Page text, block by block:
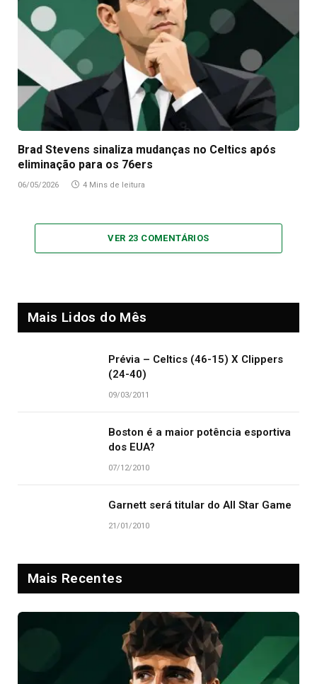
Brad Stevens sinaliza mudanças no Celtics após
eliminação para os 76ers
06/05/2026 4 Mins de leitura
VER 23 COMENTÁRIOS
Mais Lidos do Mês
Prévia – Celtics (46-15) X Clippers
(24-40)
09/03/2011
Boston é a maior potência esportiva
dos EUA?
07/12/2010
Garnett será titular do All Star Game
21/01/2010
Mais Recentes